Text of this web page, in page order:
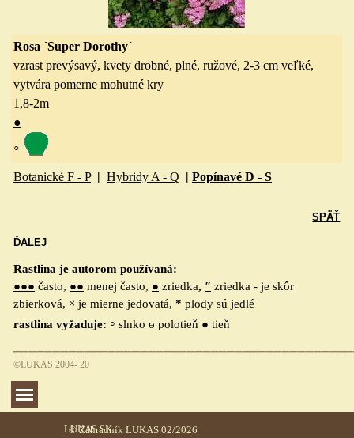
Rosa ´Super Dorothy´
vzrast prevýsavý, kvety drobné, plné, ružové, 2-3 cm veľké,
vytvára pomerne mohutné kry
1,8-2m
●
◦
Botanické F - P | Hybridy A - Q | Popínavé D - S
SPÄŤ
ĎALEJ
Rastlina je autorom používaná:
●●● často, ●● menej často, ● zriedka, ″ zriedka - je skôr
zbierková, × je mierne jedovatá, * plody sú jedlé
rastlina vyžaduje: ◦ slnko ө polotieň ● tieň
©LUKAS 2004- 20
Preskočiť menu
© Záhradník LUKAS 02/2026
LUKAS.SK